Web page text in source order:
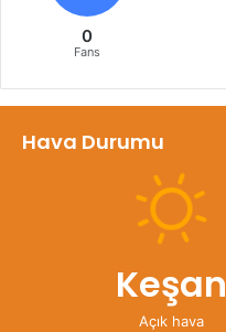
0
Fans
Hava Durumu
Keşan
Açık hava